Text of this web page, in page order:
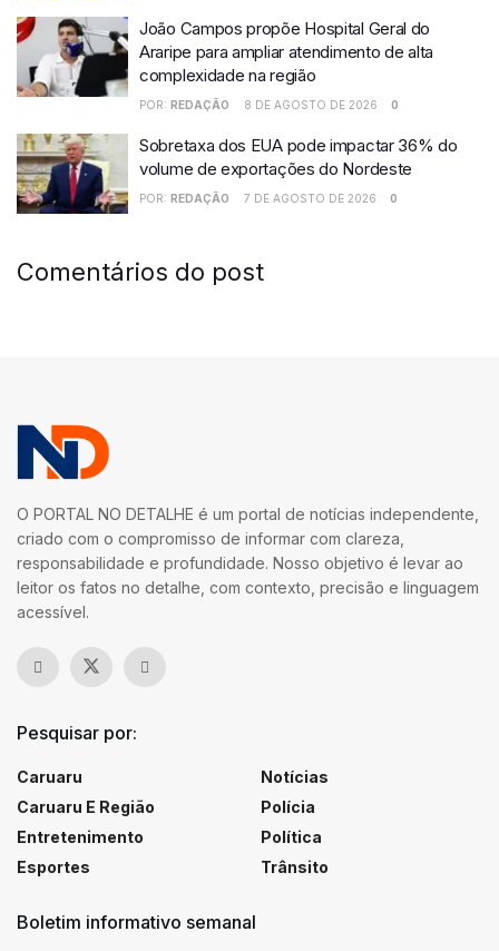
João Campos propõe Hospital Geral do
Araripe para ampliar atendimento de alta
complexidade na região
POR: REDAÇÃO 8 DE AGOSTO DE 2026 0
Sobretaxa dos EUA pode impactar 36% do
volume de exportações do Nordeste
POR: REDAÇÃO 7 DE AGOSTO DE 2026 0
Comentários do post
O PORTAL NO DETALHE é um portal de notícias independente,
criado com o compromisso de informar com clareza,
responsabilidade e profundidade. Nosso objetivo é levar ao
leitor os fatos no detalhe, com contexto, precisão e linguagem
acessível.
Pesquisar por:
Caruaru
Caruaru E Região
Entretenimento
Esportes
Notícias
Polícia
Política
Trânsito
Boletim informativo semanal